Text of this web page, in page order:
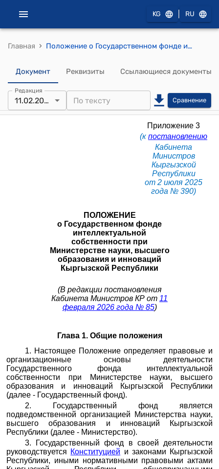
KG RU
Главная › Положение о Государственном фонде интеллектуальной собственности при Министерстве науки, высшего образования и инноваций Кыргызской Республики (Приложение 3 к постановлению Кабинета Министров КР от 2 июля 2025 года № 390)
Документ Реквизиты Ссылающиеся документы
Редакция
11.02.2026 Сравнение